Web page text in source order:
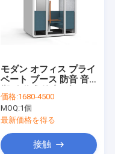
モダン オフィス プライ
ベート ブース 防音 音
価格:1680-4500
MOQ:1個
最新価格を得る
接触